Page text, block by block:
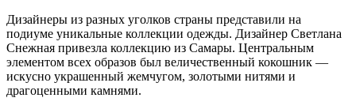
Дизайнеры из разных уголков страны представили на
подиуме уникальные коллекции одежды. Дизайнер Светлана
Снежная привезла коллекцию из Самары. Центральным
элементом всех образов был величественный кокошник —
искусно украшенный жемчугом, золотыми нитями и
драгоценными камнями.